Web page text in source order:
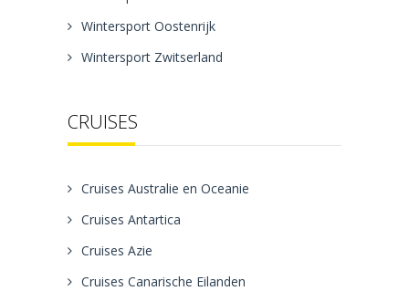
Wintersport Oostenrijk
Wintersport Zwitserland
CRUISES
Cruises Australie en Oceanie
Cruises Antartica
Cruises Azie
Cruises Canarische Eilanden